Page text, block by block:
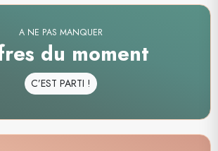
A NE PAS MANQUER
du moment
C’EST PARTI !